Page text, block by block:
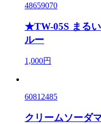
48659070
★TW-05S まる
ルー
1,000円
60812485
クリームソーダ